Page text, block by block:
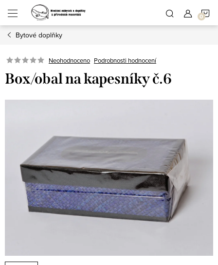
obsah
Bytové doplňky
Neohodnoceno Podrobnosti hodnocení
Box/obal na kapesníky č.6